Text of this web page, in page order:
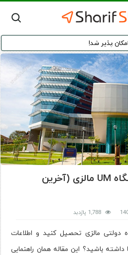
رشته و شهریه دانشگاه UM مالزی (آخرین
1,788 بازدید
دولتی مالزی تحصیل کنید و اطلاعات
باشید؟ این مقاله همان راهنمایی